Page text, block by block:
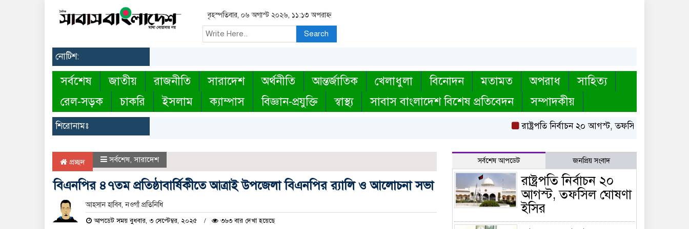
বৃহস্পতিবার, ০৬ অগাস্ট ২০২৬, ১১:১৩ অপরাহ্ন
Search
নোটিশ:
সর্বশেষ জাতীয় রাজনীতি সারাদেশ অর্থনীতি আন্তর্জাতিক খেলাধুলা বিনোদন মতামত অপরাধ
সাহিত্য
রেল-সড়ক
চাকরি ইসলাম ক্যাম্পাস বিজ্ঞান-প্রযুক্তি স্বাস্থ্য সাবাস বাংলাদেশ বিশেষ প্রতিবেদন সম্পাদকীয়
শিরোনামঃ রাষ্ট্রপতি নির্বাচন ২০ আগস্ট, তফসিল ঘোষণা ইসির
প্রচ্ছদ সর্বশেষ,সারাদেশ
বিএনপির ৪৭তম প্রতিষ্ঠাবার্ষিকীতে আত্রাই উপজেলা বিএনপির র‌্যালি ও আলোচনা সভা
আহসান হাবিব, নওগাঁ প্রতিনিধি
আপডেট সময় বুধবার, ৩ সেপ্টেম্বর, ২০২৫ ৩৬৩ বার দেখা হয়েছে
সর্বশেষ আপডেট জনপ্রিয় সংবাদ
রাষ্ট্রপতি নির্বাচন ২০
আগস্ট, তফসিল ঘোষণা
ইসির